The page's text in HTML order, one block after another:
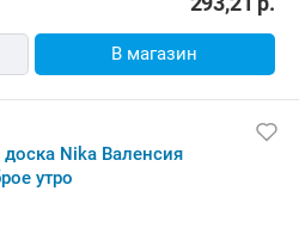
В магазин
доска Nika Валенсия
утро